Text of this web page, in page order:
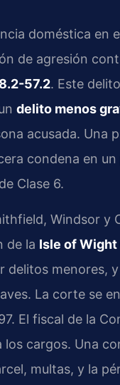
doméstica en
de agresión
57.2. Este
delito menos
acusada. Una
condena en
Clase 6.
Windsor
de la Isle of
delitos menores, y
La corte se
El fiscal de la
cargos. Una
multas, y la